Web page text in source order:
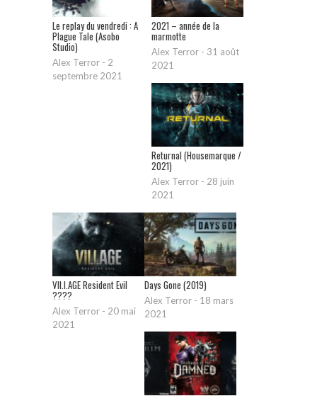
Le replay du vendredi : A
Plague Tale (Asobo
Studio)
Alex Terror - 2
septembre 2021
2021 – année de la
marmotte
Alex Terror - 31 août
2021
Returnal (Housemarque /
2021)
Alex Terror - 28 juin
2021
VII.I.AGE Resident Evil
????
Alex Terror - 20 mai
2021
Days Gone (2019)
Alex Terror - 18 mars
2021